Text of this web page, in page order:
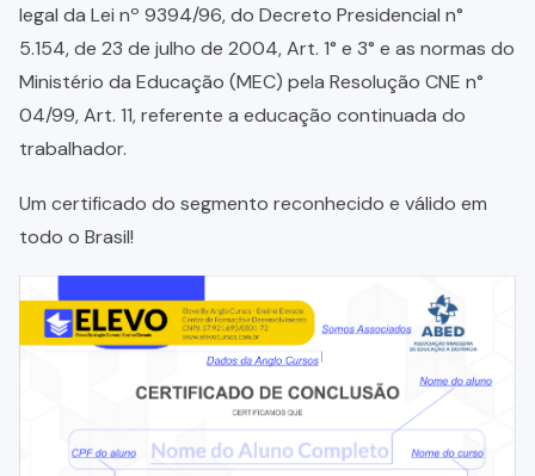
legal da Lei nº 9394/96, do Decreto Presidencial n°
5.154, de 23 de julho de 2004, Art. 1° e 3° e as normas do
Ministério da Educação (MEC) pela Resolução CNE n°
04/99, Art. 11, referente a educação continuada do
trabalhador.
Um certificado do segmento reconhecido e válido em
todo o Brasil!